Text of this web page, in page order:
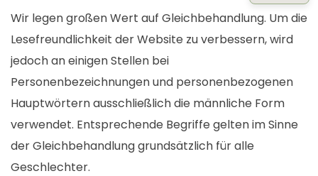
Wir legen großen Wert auf Gleichbehandlung. Um die
Lesefreundlichkeit der Website zu verbessern, wird
jedoch an einigen Stellen bei
Personenbezeichnungen und personenbezogenen
Hauptwörtern ausschließlich die männliche Form
verwendet. Entsprechende Begriffe gelten im Sinne
der Gleichbehandlung grundsätzlich für alle
Geschlechter.